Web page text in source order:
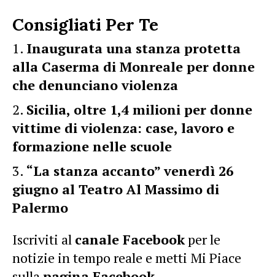
Consigliati Per Te
Inaugurata una stanza protetta
alla Caserma di Monreale per donne
che denunciano violenza
Sicilia, oltre 1,4 milioni per donne
vittime di violenza: case, lavoro e
formazione nelle scuole
“La stanza accanto” venerdì 26
giugno al Teatro Al Massimo di
Palermo
Iscriviti al canale Facebookper le
notizie in tempo reale e metti Mi Piace